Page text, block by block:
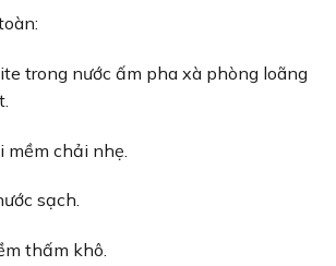
trong nước ấm pha xà phòng loãng
mềm chải nhẹ.
sạch.
thấm khô.